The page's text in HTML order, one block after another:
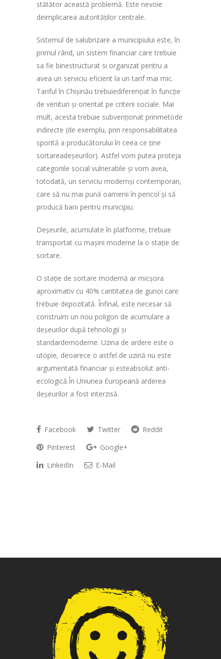
stătător această problemă. Este nevoie
deimplicarea autorităților centrale.
Sistemul de salubrizare a municipiului este, în
primul rând, un sistem financiar care trebuie
sa fie binestructurat si organizat pentru a
avea un serviciu eficient la un tarif mai mic.
Tariful în Chișinău trebuiediferențiat în funcție
de venituri și orientat pe criterii sociale. Mai
mult, acesta trebuie subvenționat prinmetode
indirecte (de exemplu, prin responsabilitatea
sporită a producătorului în ceea ce ține
sortareadeșeurilor). Astfel vom putea proteja
categoriile social vulnerabile și vom avea,
totodată, un serviciu modernși contemporan,
care să nu mai pună oamenii în pericol și să
producă bani pentru municipiu.
Deșeurile, acumulate în platforme, trebuie
transportat cu mașini moderne la o stație de
sortare.
O stație de sortare modernă ar micșora
aproximativ cu 40% cantitatea de gunoi care
trebuie depozitată. Înfinal, este necesar să
construim un nou poligon de acumulare a
deșeurilor după tehnologii și
standardemoderne. Uzina de ardere este o
utopie, deoarece o astfel de uzină nu este
argumentată financiar și esteabsolut anti-
ecologică.În Uniunea Europeană arderea
deșeurilor a fost interzisă.
Facebook Twitter
Reddit
Pinterest
Google+
LinkedIn
E-Mail